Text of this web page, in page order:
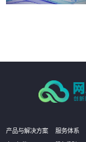
产品与解决方案 服务体系